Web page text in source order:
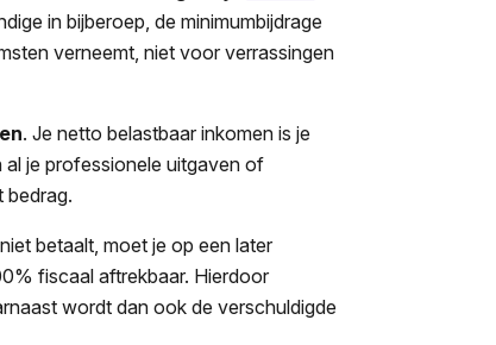
in bijberoep, de minimumbijdrage
verneemt, niet voor verrassingen
. Je netto belastbaar inkomen is je
je professionele uitgaven of
bedrag.
betaalt, moet je op een later
fiscaal aftrekbaar. Hierdoor
wordt dan ook de verschuldigde